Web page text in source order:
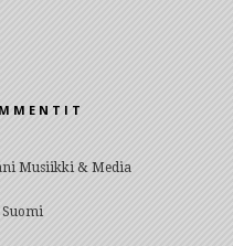
Musiikki & Media